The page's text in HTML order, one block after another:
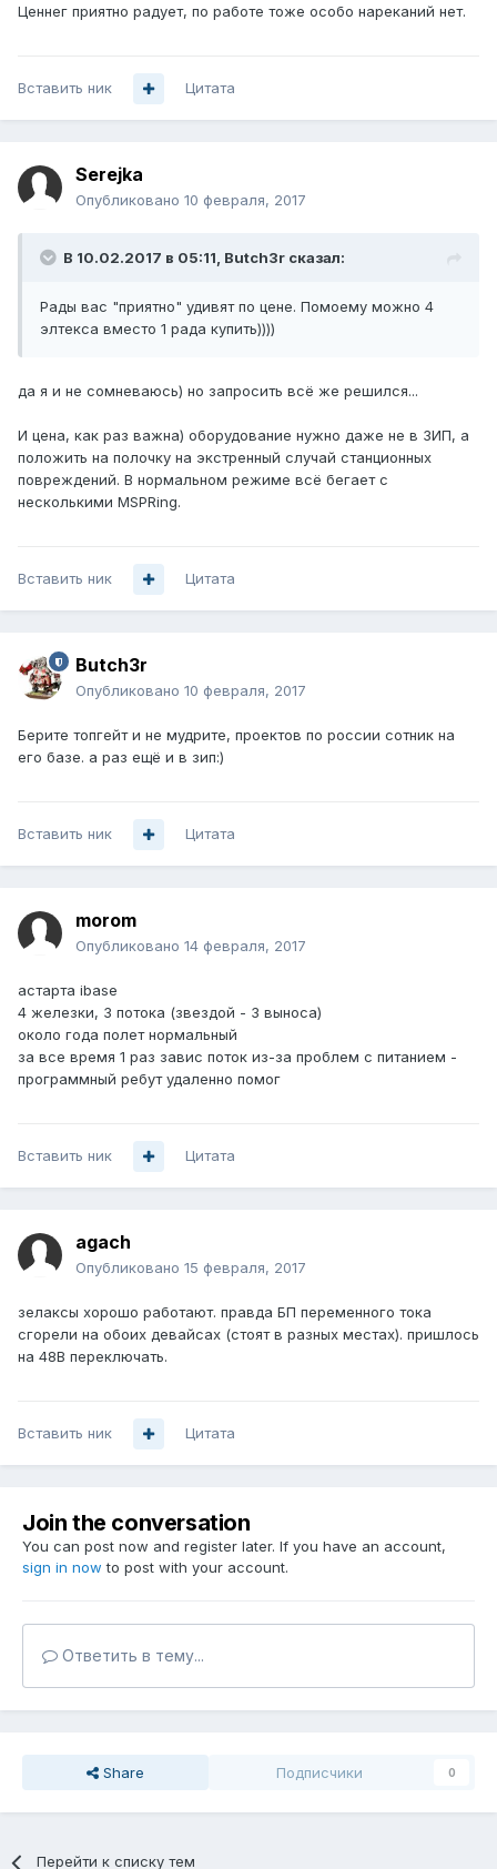
Ценнег приятно радует, по работе тоже особо нареканий нет.
Вставить ник Цитата
Serejka
Опубликовано 10 февраля, 2017
В 10.02.2017 в 05:11, Butch3r сказал:
Рады вас "приятно" удивят по цене. Помоему можно 4
элтекса вместо 1 рада купить))))
да я и не сомневаюсь) но запросить всё же решился...
И цена, как раз важна) оборудование нужно даже не в ЗИП, а
положить на полочку на экстренный случай станционных
повреждений. В нормальном режиме всё бегает с
несколькими MSPRing.
Вставить ник Цитата
Butch3r
Опубликовано 10 февраля, 2017
Берите топгейт и не мудрите, проектов по россии сотник на
его базе. а раз ещё и в зип:)
Вставить ник Цитата
morom
Опубликовано 14 февраля, 2017
астарта ibase
4 железки, 3 потока (звездой - 3 выноса)
около года полет нормальный
за все время 1 раз завис поток из-за проблем с питанием -
программный ребут удаленно помог
Вставить ник Цитата
agach
Опубликовано 15 февраля, 2017
зелаксы хорошо работают. правда БП переменного тока
сгорели на обоих девайсах (стоят в разных местах). пришлось
на 48В переключать.
Вставить ник Цитата
Join the conversation
You can post now and register later. If you have an account,
sign in now to post with your account.
Ответить в тему...
Share Подписчики 0
Перейти к списку тем